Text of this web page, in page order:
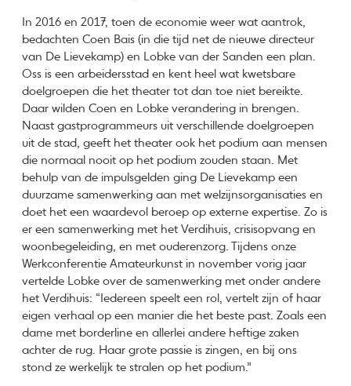
In 2016 en 2017, toen de economie weer wat aantrok,
bedachten Coen Bais (in die tijd net de nieuwe directeur
van De Lievekamp) en Lobke van der Sanden een plan.
Oss is een arbeidersstad en kent heel wat kwetsbare
doelgroepen die het theater tot dan toe niet bereikte.
Daar wilden Coen en Lobke verandering in brengen.
Naast gastprogrammeurs uit verschillende doelgroepen
uit de stad, geeft het theater ook het podium aan mensen
die normaal nooit op het podium zouden staan. Met
behulp van de impulsgelden ging De Lievekamp een
duurzame samenwerking aan met welzijnsorganisaties en
doet het een waardevol beroep op externe expertise. Zo is
er een samenwerking met het Verdihuis, crisisopvang en
woonbegeleiding, en met ouderenzorg. Tijdens onze
Werkconferentie Amateurkunst in november vorig jaar
vertelde Lobke over de samenwerking met onder andere
het Verdihuis: “Iedereen speelt een rol, vertelt zijn of haar
eigen verhaal op een manier die het beste past. Zoals een
dame met borderline en allerlei andere heftige zaken
achter de rug. Haar grote passie is zingen, en bij ons
stond ze werkelijk te stralen op het podium.”